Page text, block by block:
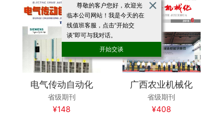
电气传动自动化
省级期刊
¥148
广西农业机械化
省级期刊
¥408
尊敬的客户您好，欢迎光
临本公司网站！我是今天的在
线值班客服，点击“开始交
谈”即可与我对话。
开始交谈